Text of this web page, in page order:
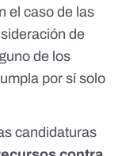
el caso de las
de
de los
por sí solo
candidaturas